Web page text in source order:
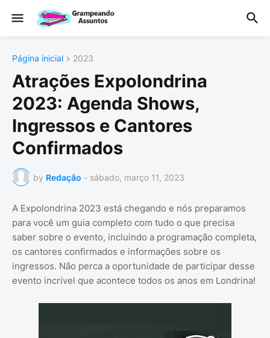
Página inicial 2023
Atrações Expolondrina
2023: Agenda Shows,
Ingressos e Cantores
Confirmados
by Redação - sábado, março 11, 2023
A Expolondrina 2023 está chegando e nós preparamos
para você um guia completo com tudo o que precisa
saber sobre o evento, incluindo a programação completa,
os cantores confirmados e informações sobre os
ingressos. Não perca a oportunidade de participar desse
evento incrível que acontece todos os anos em Londrina!